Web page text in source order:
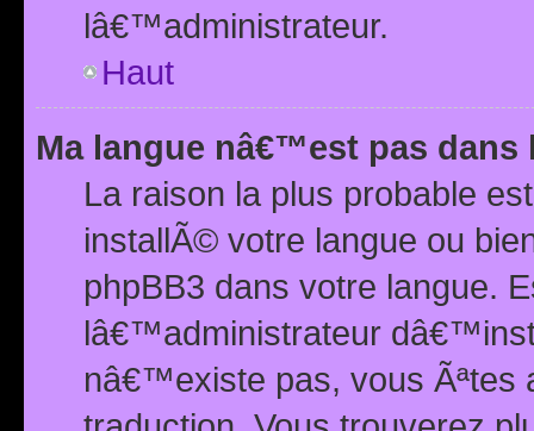
lâ€™administrateur.
Haut
Ma langue nâ€™est pas dans
La raison la plus probable
installÃ© votre langue ou
phpBB3 dans votre langue.
lâ€™administrateur
nâ€™existe pas, vous Ãªtes